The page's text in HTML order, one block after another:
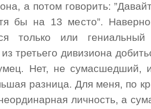
а потом говорить:
бы на 13 место”.
только или
третьего дивизиона
Нет, не сумасшедший,
разница. Для меня, по
личность, а